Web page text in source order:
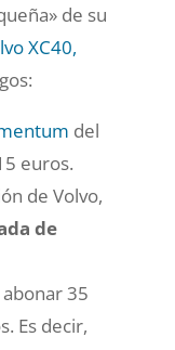
de su
XC40,
del
euros.
de Volvo,
de
35
Es decir,